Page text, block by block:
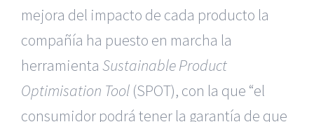
mejora del impacto de cada producto la
compañía ha puesto en marcha la
herramienta Sustainable Product
Optimisation Tool (SPOT), con la que “el
consumidor podrá tener la garantía de que